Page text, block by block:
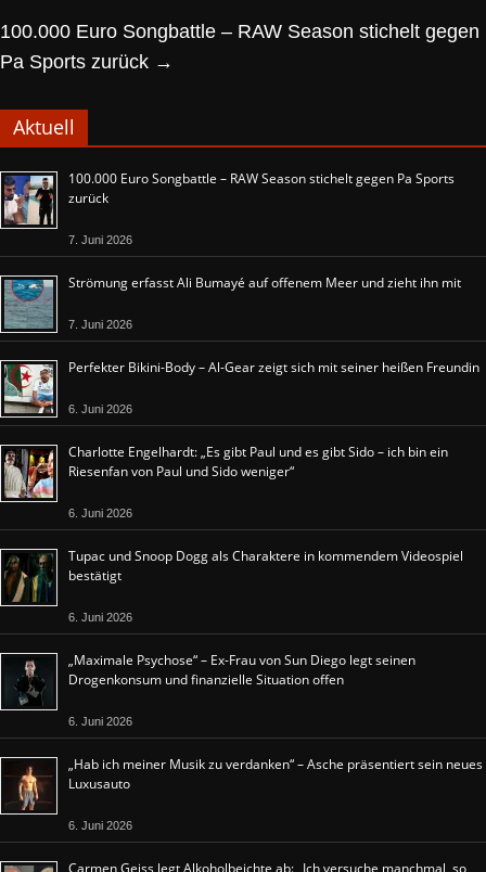
100.000 Euro Songbattle – RAW Season stichelt gegen
Pa Sports zurück →
Aktuell
100.000 Euro Songbattle – RAW Season stichelt gegen Pa Sports
zurück
7. Juni 2026
Strömung erfasst Ali Bumayé auf offenem Meer und zieht ihn mit
7. Juni 2026
Perfekter Bikini-Body – Al-Gear zeigt sich mit seiner heißen Freundin
6. Juni 2026
Charlotte Engelhardt: „Es gibt Paul und es gibt Sido – ich bin ein
Riesenfan von Paul und Sido weniger“
6. Juni 2026
Tupac und Snoop Dogg als Charaktere in kommendem Videospiel
bestätigt
6. Juni 2026
„Maximale Psychose“ – Ex-Frau von Sun Diego legt seinen
Drogenkonsum und finanzielle Situation offen
6. Juni 2026
„Hab ich meiner Musik zu verdanken“ – Asche präsentiert sein neues
Luxusauto
6. Juni 2026
Carmen Geiss legt Alkoholbeichte ab: „Ich versuche manchmal, so